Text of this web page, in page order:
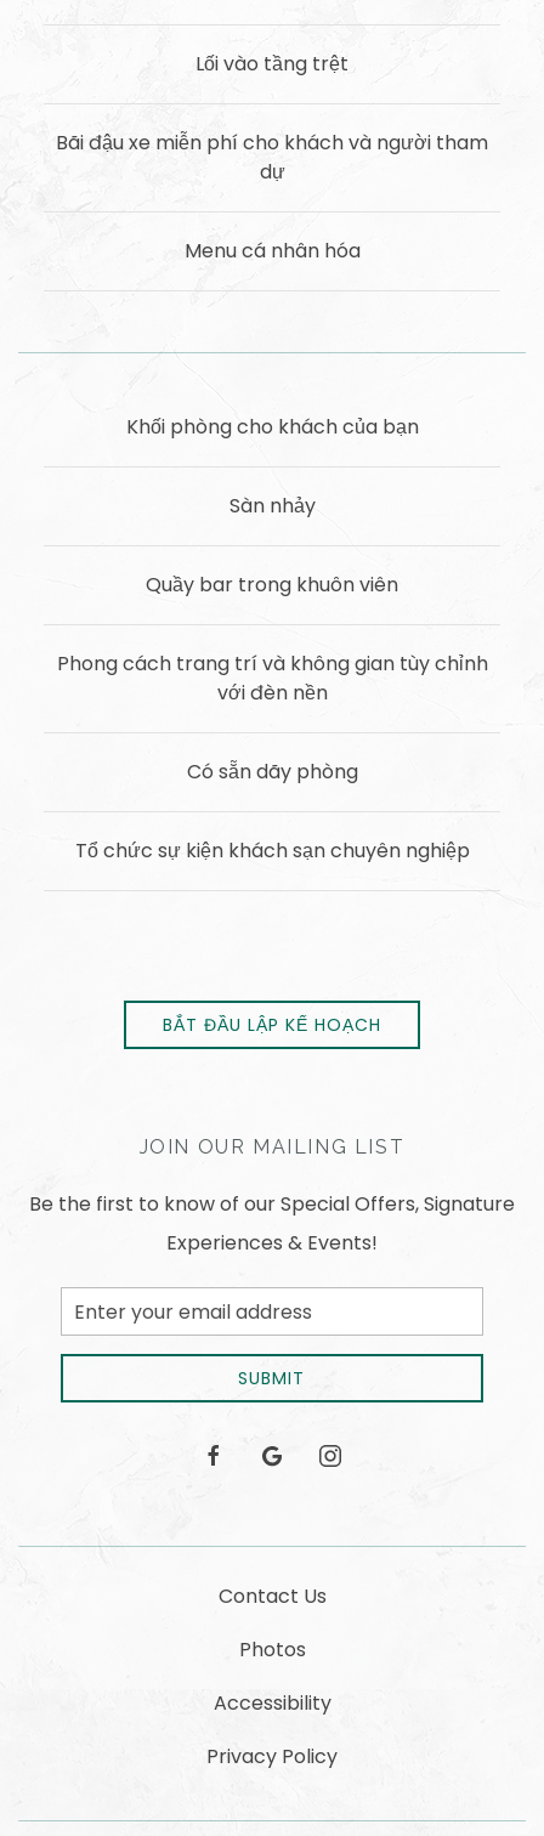
Lối vào tầng trệt
Bãi đậu xe miễn phí cho khách và người tham
dự
Menu cá nhân hóa
Khối phòng cho khách của bạn
Sàn nhảy
Quầy bar trong khuôn viên
Phong cách trang trí và không gian tùy chỉnh
với đèn nền
Có sẵn dãy phòng
Tổ chức sự kiện khách sạn chuyên nghiệp
BẮT ĐẦU LẬP KẾ HOẠCH
JOIN OUR MAILING LIST
Be the first to know of our Special Offers, Signature
Experiences & Events!
Email
Address
SUBMIT
facebookgoogle instagram
Contact Us
Photos
Accessibility
Privacy Policy